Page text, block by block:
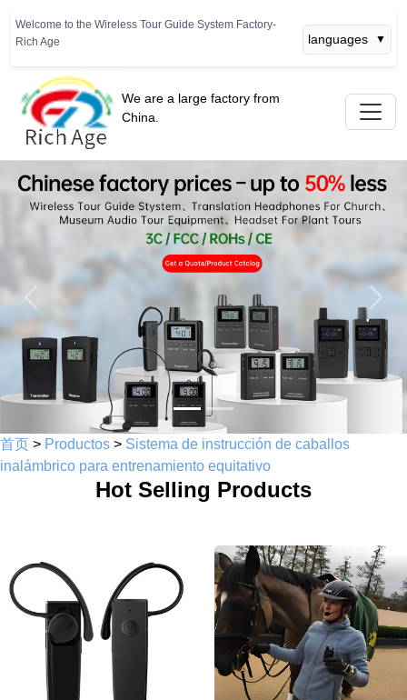
Welcome to the Wireless Tour Guide System Factory-
Rich Age
languages ▼
We are a large factory from
China.
Previous Next
首页 > Productos > Sistema de instrucción de caballos
inalámbrico para entrenamiento equitativo
Hot Selling Products